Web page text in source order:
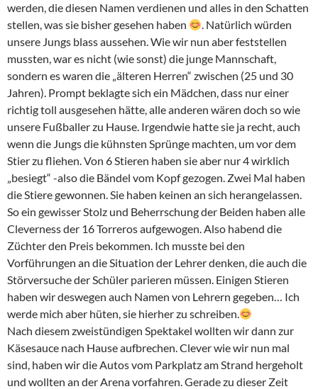
werden, die diesen Namen verdienen und alles in den Schatten
stellen, was sie bisher gesehen haben
. Natürlich würden
unsere Jungs blass aussehen. Wie wir nun aber feststellen
mussten, war es nicht (wie sonst) die junge Mannschaft,
sondern es waren die „älteren Herren“ zwischen (25 und 30
Jahren). Prompt beklagte sich ein Mädchen, dass nur einer
richtig toll ausgesehen hätte, alle anderen wären doch so wie
unsere Fußballer zu Hause. Irgendwie hatte sie ja recht, auch
wenn die Jungs die kühnsten Sprünge machten, um vor dem
Stier zu fliehen. Von 6 Stieren haben sie aber nur 4 wirklich
„besiegt“ -also die Bändel vom Kopf gezogen. Zwei Mal haben
die Stiere gewonnen. Sie haben keinen an sich herangelassen.
So ein gewisser Stolz und Beherrschung der Beiden haben alle
Cleverness der 16 Torreros aufgewogen. Also habend die
Züchter den Preis bekommen. Ich musste bei den
Vorführungen an die Situation der Lehrer denken, die auch die
Störversuche der Schüler parieren müssen. Einigen Stieren
haben wir deswegen auch Namen von Lehrern gegeben… Ich
werde mich aber hüten, sie hierher zu schreiben.
Nach diesem zweistündigen Spektakel wollten wir dann zur
Käsesauce nach Hause aufbrechen. Clever wie wir nun mal
sind, haben wir die Autos vom Parkplatz am Strand hergeholt
und wollten an der Arena vorfahren. Gerade zu dieser Zeit